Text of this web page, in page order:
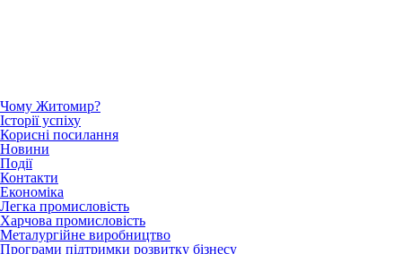
Чому Житомир?
Історії успіху
Корисні посилання
Новини
Події
Контакти
Економіка
Легка промисловість
Харчова промисловість
Металургійне виробництво
Програми підтримки розвитку бізнесу